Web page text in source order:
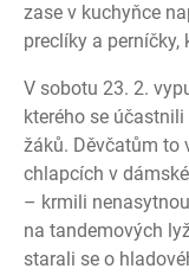
zase v kuchyňce
preclíky a perníčky,
V sobotu 23. 2.
kterého se
žáků. Děvčatům to
chlapcích v
– krmili
na tandemových
starali se o